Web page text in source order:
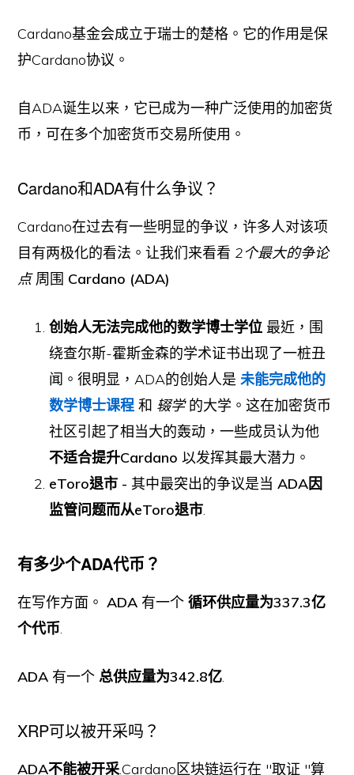
Cardano基金会成立于瑞士的楚格。它的作用是保
护Cardano协议。
自ADA诞生以来，它已成为一种广泛使用的加密货
币，可在多个加密货币交易所使用。
Cardano和ADA有什么争议？
Cardano在过去有一些明显的争议，许多人对该项
目有两极化的看法。让我们来看看 2个最大的争论
点周围 Cardano (ADA)
创始人无法完成他的数学博士学位 最近，围
绕查尔斯-霍斯金森的学术证书出现了一桩丑
闻。很明显，ADA的创始人是未能完成他的
数学博士课程 和 辍学的大学。这在加密货币
社区引起了相当大的轰动，一些成员认为他
不适合提升Cardano以发挥其最大潜力。
eToro退市 - 其中最突出的争议是当ADA因
监管问题而从eToro退市.
有多少个ADA代币？
在写作方面。ADA 有一个循环供应量为337.3亿
个代币.
ADA 有一个总供应量为342.8亿.
XRP可以被开采吗？
ADA不能被开采.Cardano区块链运行在 "取证 "算